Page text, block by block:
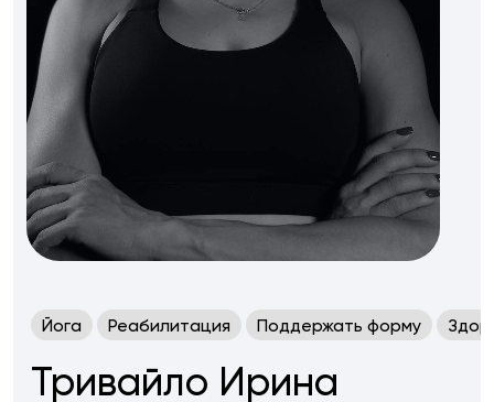
Йога Реабилитация Поддержать форму
Тривайло Ирина